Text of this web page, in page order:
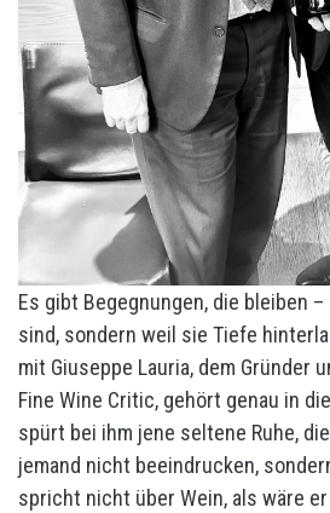
Es gibt Begegnungen, die bleiben
sind, sondern weil sie Tiefe
mit Giuseppe Lauria, dem Gründer
Fine Wine Critic, gehört genau in
spürt bei ihm jene seltene Ruhe,
jemand nicht beeindrucken,
spricht nicht über Wein, als wäre